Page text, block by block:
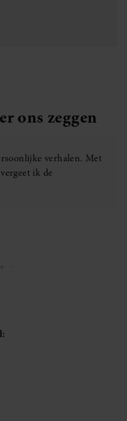
ons zeggen
verhalen. Met
ik de